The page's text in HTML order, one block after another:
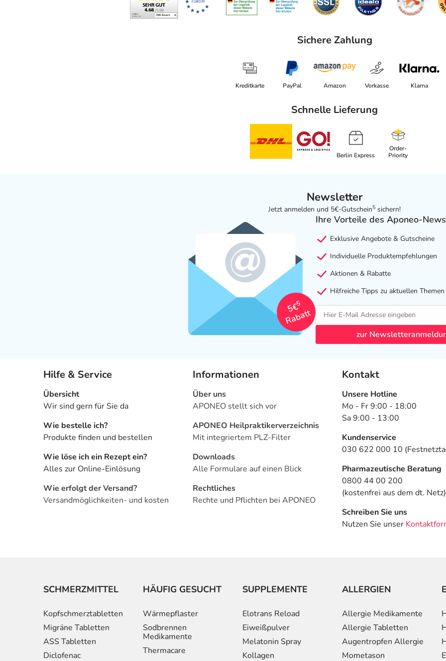
Sichere Zahlung
Kreditkarte PayPal Amazon Vorkasse Klarna
Schnelle Lieferung
Berlin Express
Order-
Priority
Newsletter
Jetzt anmelden und 5€-Gutschein5 sichern!
5€
5
Rabatt
Ihre Vorteile des Aponeo-
Exklusive Angebote & Gutscheine
Individuelle Produktempfehlungen
Aktionen & Rabatte
Hilfreiche Tipps zu aktuellen Themen
zur
Hilfe & Service
Übersicht
Wir sind gern für Sie da
Wie bestelle ich?
Produkte finden und bestellen
Wie löse ich ein Rezept ein?
Alles zur Online-Einlösung
Wie erfolgt der Versand?
Versandmöglichkeiten- und kosten
Informationen
Über uns
APONEO stellt sich vor
APONEO Heilpraktikerverzeichnis
Mit integriertem PLZ-Filter
Downloads
Alle Formulare auf einen Blick
Rechtliches
Rechte und Pflichten bei APONEO
Kontakt
Unsere Hotline
Mo - Fr 9:00 - 18:00
Sa 9:00 - 13:00
Kundenservice
030 622 000 10
Pharmazeutische Beratung
0800 44 00 200
(kostenfrei aus dem dt. Netz)
Schreiben Sie uns
Nutzen Sie unser
SCHMERZMITTEL
Kopfschmerztabletten
Migräne Tabletten
ASS Tabletten
Diclofenac
HÄUFIG GESUCHT
Wärmepflaster
Sodbrennen
Medikamente
Thermacare
SUPPLEMENTE
Elotrans Reload
Eiweißpulver
Melatonin Spray
Kollagen
ALLERGIEN
Allergie Medikamente
Allergie Tabletten
Augentropfen Allergie
Mometason